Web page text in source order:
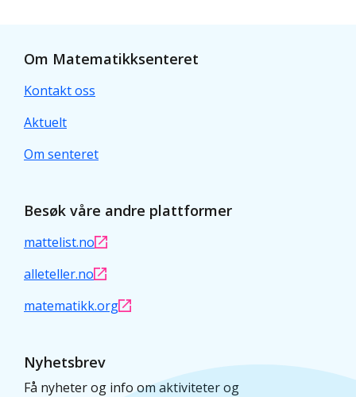
Om Matematikksenteret
Kontakt oss
Aktuelt
Om senteret
Besøk våre andre plattformer
mattelist.no
alleteller.no
matematikk.org
Nyhetsbrev
Få nyheter og info om aktiviteter og